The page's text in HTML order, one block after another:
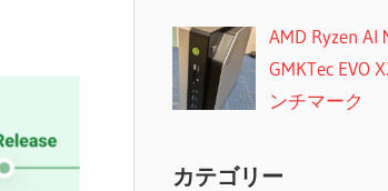
AMD Ryzen AI
GMKTec EVO
ンチマーク
カテゴリー